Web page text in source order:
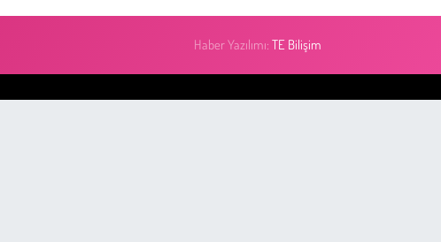
Haber Yazılımı:TE Bilişim